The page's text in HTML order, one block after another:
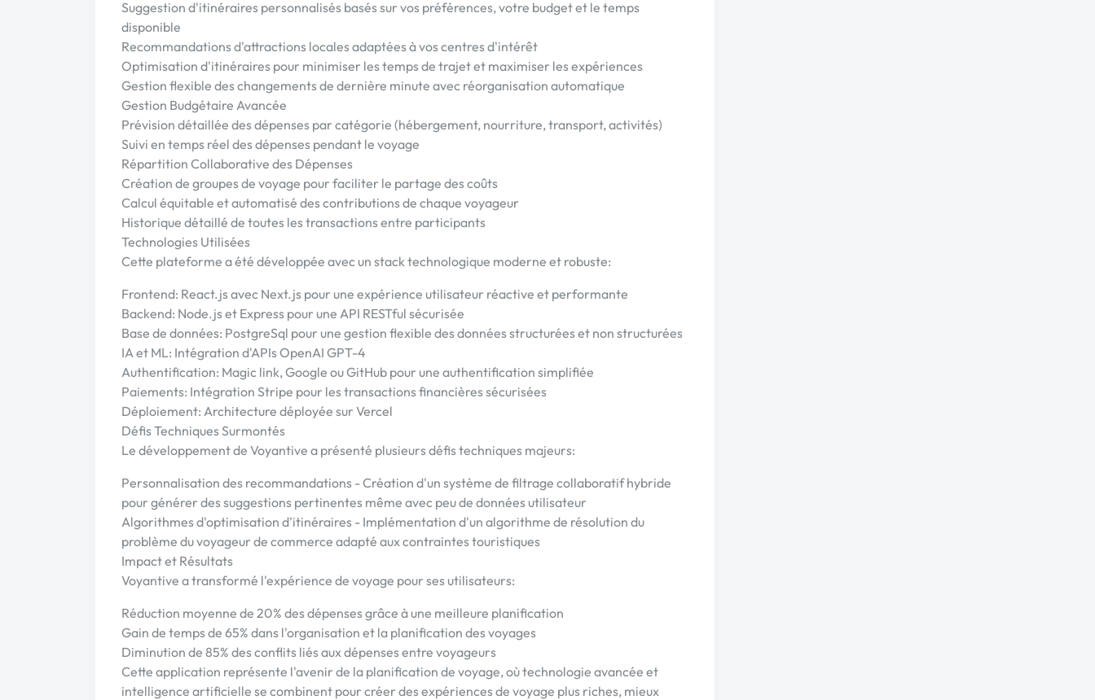
Suggestion d'itinéraires personnalisés basés sur vos préférences, votre budget et le temps
disponible
Recommandations d'attractions locales adaptées à vos centres d'intérêt
Optimisation d'itinéraires pour minimiser les temps de trajet et maximiser les expériences
Gestion flexible des changements de dernière minute avec réorganisation automatique
Gestion Budgétaire Avancée
Prévision détaillée des dépenses par catégorie (hébergement, nourriture, transport, activités)
Suivi en temps réel des dépenses pendant le voyage
Répartition Collaborative des Dépenses
Création de groupes de voyage pour faciliter le partage des coûts
Calcul équitable et automatisé des contributions de chaque voyageur
Historique détaillé de toutes les transactions entre participants
Technologies Utilisées
Cette plateforme a été développée avec un stack technologique moderne et robuste:
Frontend: React.js avec Next.js pour une expérience utilisateur réactive et performante
Backend: Node.js et Express pour une API RESTful sécurisée
Base de données: PostgreSql pour une gestion flexible des données structurées et non structurées
IA et ML: Intégration d'APIs OpenAI GPT-4
Authentification: Magic link, Google ou GitHub pour une authentification simplifiée
Paiements: Intégration Stripe pour les transactions financières sécurisées
Déploiement: Architecture déployée sur Vercel
Défis Techniques Surmontés
Le développement de Voyantive a présenté plusieurs défis techniques majeurs:
Personnalisation des recommandations - Création d'un système de filtrage collaboratif hybride
pour générer des suggestions pertinentes même avec peu de données utilisateur
Algorithmes d'optimisation d'itinéraires - Implémentation d'un algorithme de résolution du
problème du voyageur de commerce adapté aux contraintes touristiques
Impact et Résultats
Voyantive a transformé l'expérience de voyage pour ses utilisateurs:
Réduction moyenne de 20% des dépenses grâce à une meilleure planification
Gain de temps de 65% dans l'organisation et la planification des voyages
Diminution de 85% des conflits liés aux dépenses entre voyageurs
Cette application représente l'avenir de la planification de voyage, où technologie avancée et
intelligence artificielle se combinent pour créer des expériences de voyage plus riches, mieux